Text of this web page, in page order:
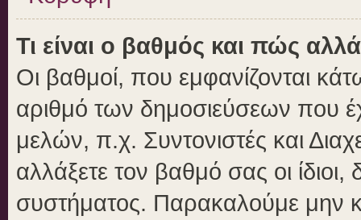
Τι είναι ο βαθμός και πώς
Οι βαθμοί, που εμφανίζονται
αριθμό των δημοσιεύσεων που
μελών, π.χ. Συντονιστές και
αλλάξετε τον βαθμό σας οι ίδιοι,
συστήματος. Παρακαλούμε μην